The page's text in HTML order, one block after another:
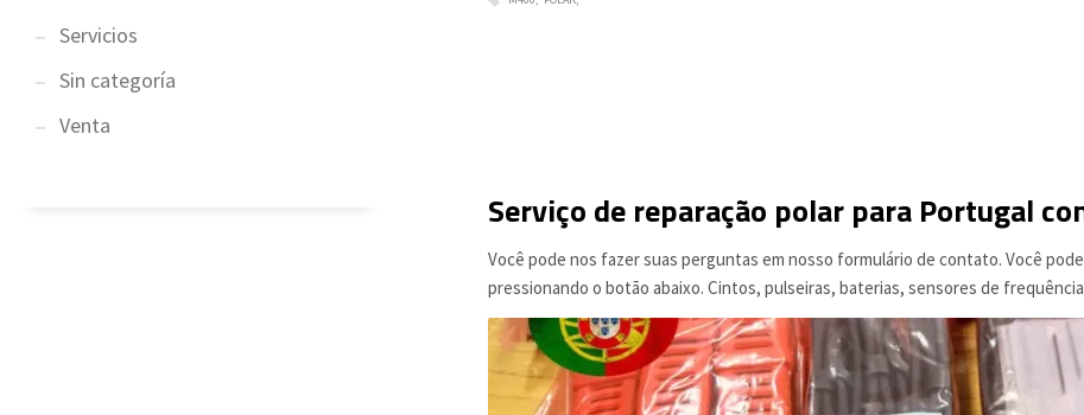
Serviço de reparação polar para Portugal
Você pode nos fazer suas perguntas em nosso formulário de contato. Você
pressionando o botão abaixo. Cintos, pulseiras, baterias, sensores de
Servicios
Sin categoría
Venta